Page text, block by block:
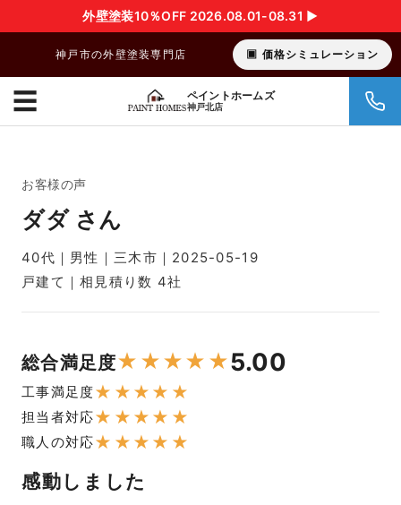
外壁塗装10％OFF 2026.08.01-08.31 ▶︎
神戸市の外壁塗装専門店 価格シミュレーション
ペイントホームズ
神戸北店
☰
お客様の声
ダダ さん
40代｜男性｜三木市｜2025-05-19
戸建て｜相見積り数 4社
総合満足度★ ★★★ ★5.00
工事満足度★ ★ ★ ★ ★
担当者対応★ ★ ★ ★ ★
職人の対応★ ★ ★ ★ ★
感動しました